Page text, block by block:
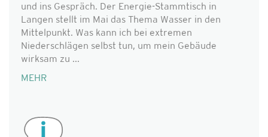
und ins Gespräch. Der Energie-Stammtisch in
Langen stellt im Mai das Thema Wasser in den
Mittelpunkt. Was kann ich bei extremen
Niederschlägen selbst tun, um mein Gebäude
wirksam zu ...
MEHR